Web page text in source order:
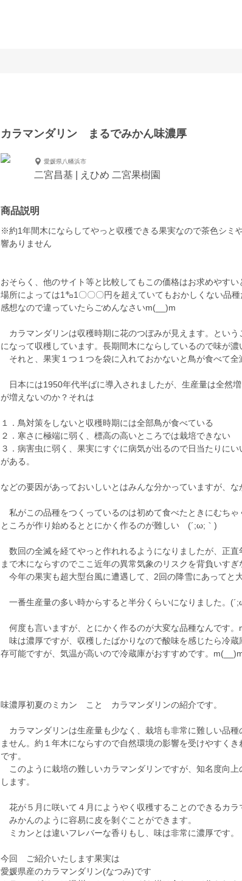
カラマンダリン まるでみかん味濃厚
愛媛県八幡浜市
二宮昌基 | えひめ 二宮果樹園
商品説明
※約1年間木にならしてやっと収穫できる果実なので茶色シミ
響ありません
おそらく、他のサイト等と比較してもこの価格はお求めやすい
場所によっては1㌔1〇〇〇円を超えていてもおかしくない品
感想なので違っていたらごめんなさいm(__)m
カラマンダリンは収穫時期に花のつぼみが見えます。とい
になって収穫しています。長期間木にならしているので味が
それと、果実１つ１つを袋に入れておかないと鳥が食べて
日本には1950年代半ばに導入されましたが、生産量は全然
が増えないのか？それは
１．鳥対策をしないと収穫時期には全部鳥が食べている
２．寒さに極端に弱く、標高の高いところでは栽培できない
３．病害虫に弱く、果実にすぐに病気が出るので日当たりに
がある。
などの要因があっておいしいとはみんな分かっていますが、な
私がこの品種をつくっているのは初めて食べたときにむちゃ
ところが作り始めるととにかく作るのが難しい (´;ω;｀)
数回の全滅を経てやっと作れれるようになりましたが、正直
まで木にならすのでここ近年の異常気象のリスクを背負いすぎ
今年の果実も超大型台風に遭遇して、2回の降雪にあってと
一番生産量の多い時からすると半分くらいになりました。
何度も言いますが、とにかく作るのが大変な品種なんです。
味は濃厚ですが、収穫したばかりなので酸味を感じたら冷蔵
存可能ですが、気温が高いので冷蔵庫がおすすめです。
味濃厚初夏のミカン こと カラマンダリンの紹介です。
カラマンダリンは生産量も少なく、栽培も非常に難しい品
ません。約１年木にならすので自然環境の影響を受けやすく
です。
このように栽培の難しいカラマンダリンですが、知名度向上
します。
花が５月に咲いて４月にようやく収穫することのできるカラ
みかんのように容易に皮を剝ぐことができます。
ミカンとは違いフレバーな香りもし、味は非常に濃厚です。
今回 ご紹介いたします果実は
愛媛県産のカラマンダリン(なつみ)です